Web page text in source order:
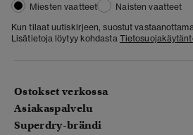
Miesten vaatteet
Naisten vaatteet
Kun tilaat uutiskirjeen, suostut
Lisätietoja löytyy kohdasta
Ostokset verkossa
Asiakaspalvelu
Superdry-brändi